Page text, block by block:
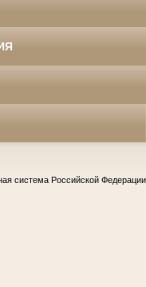
система Российской